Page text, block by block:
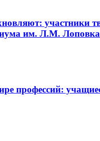
участники
им. Л.М.
профессий: